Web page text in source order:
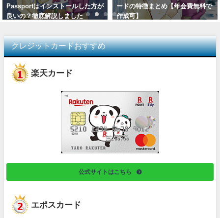
Passportはインストールした方が
良いの？徹底解説しました
ードの特徴まとめ【年会費無料で
作成可】
クレジットカードおすすめ
楽天カード
公式サイトはこちら
エポスカード